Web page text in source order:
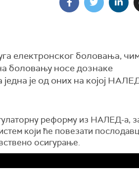
електронског боловања,
боловању носе дознаке
је од оних на којој
реформу из НАЛЕД-а,
који ће повезати
осигурање.